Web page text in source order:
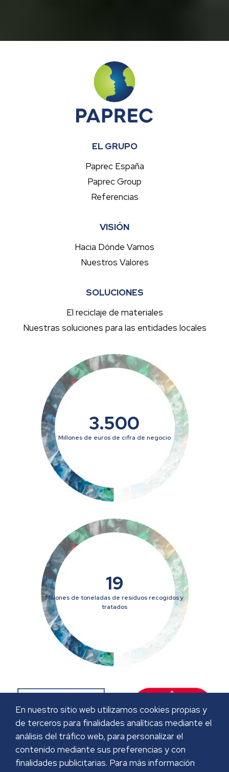
EL GRUPO
Paprec España
Paprec Group
Referencias
VISIÓN
Hacia Dónde Vamos
Nuestros Valores
SOLUCIONES
El reciclaje de materiales
Nuestras soluciones para las entidades locales
3.500
Millones de euros de cifra de negocio
19
Millones de toneladas de residuos recogidos y
tratados
En nuestro sitio web utilizamos cookies propias y
de terceros para finalidades analíticas mediante el
análisis del tráfico web, para personalizar el
contenido mediante sus preferencias y con
finalidades publicitarias. Para más información